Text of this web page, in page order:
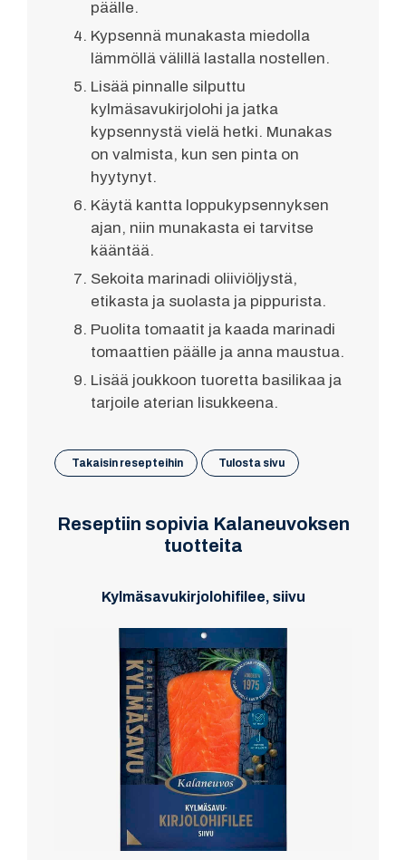
päälle.
Kypsennä munakasta miedolla
lämmöllä välillä lastalla nostellen.
Lisää pinnalle silputtu
kylmäsavukirjolohi ja jatka
kypsennystä vielä hetki. Munakas
on valmista, kun sen pinta on
hyytynyt.
Käytä kantta loppukypsennyksen
ajan, niin munakasta ei tarvitse
kääntää.
Sekoita marinadi oliiviöljystä,
etikasta ja suolasta ja pippurista.
Puolita tomaatit ja kaada marinadi
tomaattien päälle ja anna maustua.
Lisää joukkoon tuoretta basilikaa ja
tarjoile aterian lisukkeena.
Takaisin resepteihin Tulosta sivu
Reseptiin sopivia Kalaneuvoksen
tuotteita
Kylmäsavukirjolohifilee, siivu